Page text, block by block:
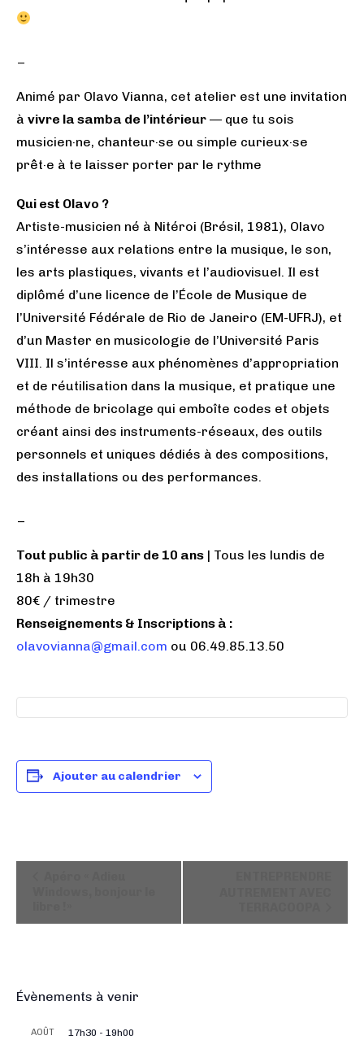
Animé par Olavo Vianna, cet atelier est une invitation
à vivre la samba de l’intérieur — que tu sois
musicien·ne, chanteur·se ou simple curieux·se
prêt·e à te laisser porter par le rythme
Qui est Olavo ?
Artiste-musicien né à Nitéroi (Brésil, 1981), Olavo
s’intéresse aux relations entre la musique, le son,
les arts plastiques, vivants et l’audiovisuel. Il est
diplômé d’une licence de l’École de Musique de
l’Université Fédérale de Rio de Janeiro (EM-UFRJ), et
d’un Master en musicologie de l’Université Paris
VIII. Il s’intéresse aux phénomènes d’appropriation
et de réutilisation dans la musique, et pratique une
méthode de bricolage qui emboîte codes et objets
créant ainsi des instruments-réseaux, des outils
personnels et uniques dédiés à des compositions,
des installations ou des performances.
Tout public à partir de 10 ans | Tous les lundis de
18h à 19h30
80€ / trimestre
Renseignements & Inscriptions à :
olavovianna@gmail.com ou 06.49.85.13.50
Ajouter au calendrier
t
Évènements à venir
AOÛT 17h30 - 19h00